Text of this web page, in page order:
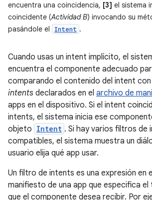
encuentra una coincidencia, [3] el sistema
coincidente (Actividad B) invocando su
pasándole el
Intent .
Cuando usas un intent implícito, el
encuentra el componente adecuado
comparando el contenido del intent
intents declarados en el archivo de
apps en el dispositivo. Si el intent
intents, el sistema inicia ese
objeto Intent . Si hay varios filtros de
compatibles, el sistema muestra un
usuario elija qué app usar.
Un filtro de intents es una expresión en
manifiesto de una app que especifica
que el componente desea recibir. Por